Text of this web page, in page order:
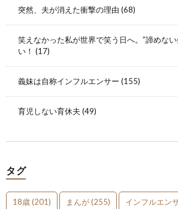
突然、夫が消えた衝撃の理由 (68)
笑えなかった私が世界で笑う日へ。”諦めな
い！ (17)
義妹は自称インフルエンサー (155)
育児しない育休夫 (49)
タグ
18歳(201) まんが(255) インフルエン